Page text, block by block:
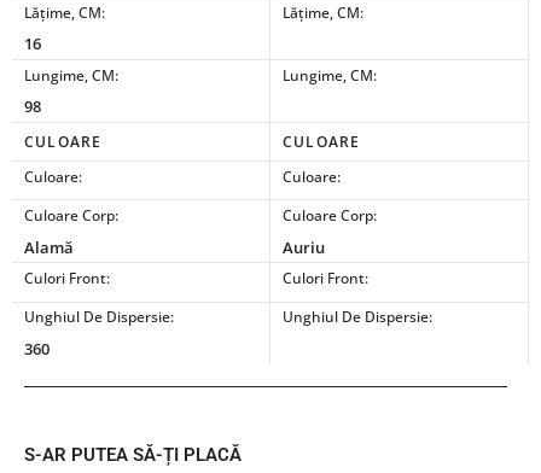
Lățime, CM:
16
Lățime, CM:
Lungime, CM:
98
Lungime, CM:
CULOARE
CULOARE
Culoare:
Culoare:
Culoare Corp:
Alamă
Culoare Corp:
Auriu
Culori Front:
Culori Front:
Unghiul De Dispersie:
360
Unghiul De Dispersie:
S-AR PUTEA SĂ-ȚI PLACĂ